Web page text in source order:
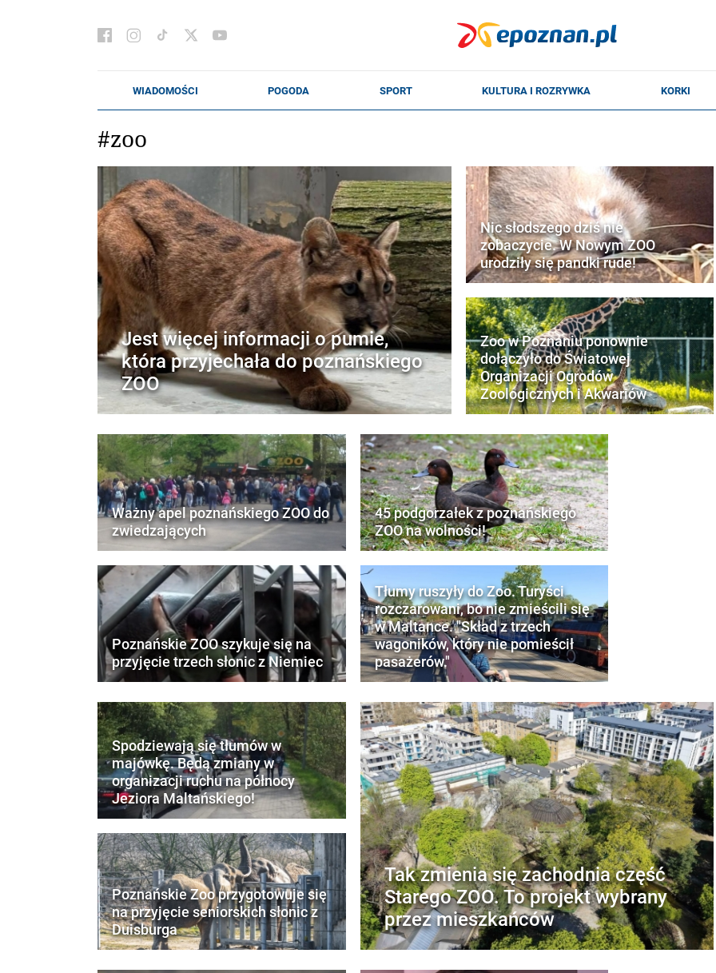
#zoo
Jest więcej informacji o pumie,
która przyjechała do poznańskiego
ZOO
Nic słodszego dziś nie
zobaczycie. W Nowym ZOO
urodziły się pandki rude!
Zoo w Poznaniu ponownie
dołączyło do Światowej
Organizacji Ogrodów
Zoologicznych i Akwariów
Ważny apel poznańskiego ZOO do
zwiedzających
Poznańskie ZOO szykuje się na
przyjęcie trzech słonic z Niemiec
45 podgorzałek z poznańskiego
ZOO na wolności!
Tłumy ruszyły do Zoo. Turyści
rozczarowani, bo nie zmieścili się
w Maltance. "Skład z trzech
wagoników, który nie pomieścił
pasażerów."
Spodziewają się tłumów w
majówkę. Będą zmiany w
organizacji ruchu na północy
Jeziora Maltańskiego!
Poznańskie Zoo przygotowuje się
na przyjęcie seniorskich słonic z
Duisburga
Tak zmienia się zachodnia część
Starego ZOO. To projekt wybrany
przez mieszkańców